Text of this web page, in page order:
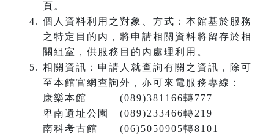
頁。
個人資料利用之對象、方式：本館基於服務
之特定目的內，將申請相關資料將留存於相
關組室，供服務目的內處理利用。
相關資訊：申請人就查詢有關之資訊，除可
至本館官網查詢外，亦可來電服務專線：
康樂本館 (089)381166轉777
卑南遺址公園 (089)233466轉219
南科考古館 (06)5050905轉8101